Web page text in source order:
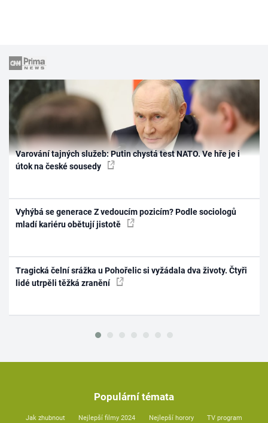
Varování tajných služeb: Putin chystá test NATO. Ve hře je i
útok na české sousedy
Vyhýbá se generace Z vedoucím pozicím? Podle sociologů
mladí kariéru obětují jistotě
Tragická čelní srážka u Pohořelic si vyžádala dva životy. Čtyři
lidé utrpěli těžká zranění
Populární témata
Jak zhubnout Nejlepší filmy 2024 Nejlepší horory TV program